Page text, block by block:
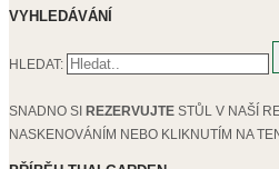
VYHLEDÁVÁNÍ
HLEDAT:
SNADNO SI REZERVUJTE STŮL V NAŠÍ
NASKENOVÁNÍM NEBO KLIKNUTÍM NA